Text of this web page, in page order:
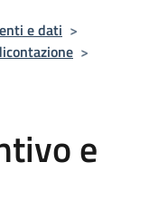
e dati >
>
e